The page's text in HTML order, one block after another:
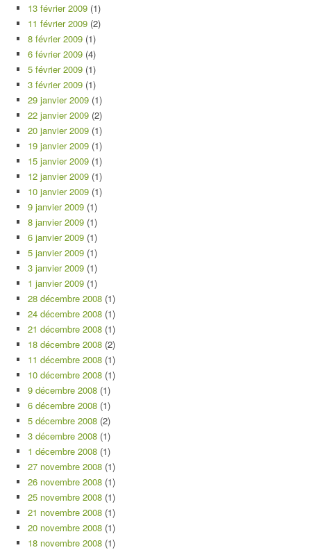
13 février 2009 (1)
11 février 2009 (2)
8 février 2009 (1)
6 février 2009 (4)
5 février 2009 (1)
3 février 2009 (1)
29 janvier 2009 (1)
22 janvier 2009 (2)
20 janvier 2009 (1)
19 janvier 2009 (1)
15 janvier 2009 (1)
12 janvier 2009 (1)
10 janvier 2009 (1)
9 janvier 2009 (1)
8 janvier 2009 (1)
6 janvier 2009 (1)
5 janvier 2009 (1)
3 janvier 2009 (1)
1 janvier 2009 (1)
28 décembre 2008 (1)
24 décembre 2008 (1)
21 décembre 2008 (1)
18 décembre 2008 (2)
11 décembre 2008 (1)
10 décembre 2008 (1)
9 décembre 2008 (1)
6 décembre 2008 (1)
5 décembre 2008 (2)
3 décembre 2008 (1)
1 décembre 2008 (1)
27 novembre 2008 (1)
26 novembre 2008 (1)
25 novembre 2008 (1)
21 novembre 2008 (1)
20 novembre 2008 (1)
18 novembre 2008 (1)